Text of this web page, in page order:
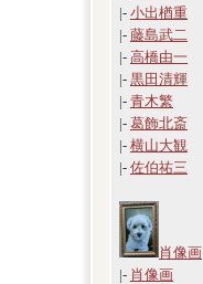
|- 小出楢重
|- 藤島武二
|- 高橋由一
|- 黒田清輝
|- 青木繁
|- 葛飾北斎
|- 横山大観
|- 佐伯祐三
肖像画
|- 肖像画